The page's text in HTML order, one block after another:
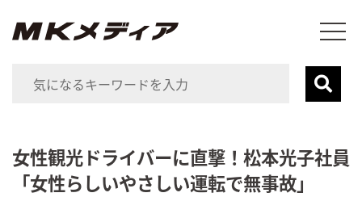
女性観光ドライバーに直撃！松本光子社員
「女性らしいやさしい運転で無事故」